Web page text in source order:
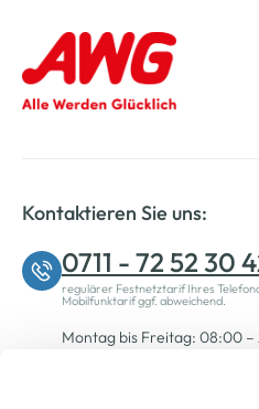
Kontaktieren Sie uns:
0711 - 72 52 30
regulärer Festnetztarif Ihres
Mobilfunktarif ggf. abweichend.
Montag bis Freitag: 08:00